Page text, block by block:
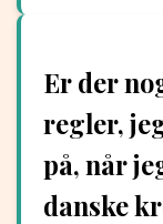
Er der
regler,
på, når
danske